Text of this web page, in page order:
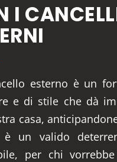
I
esterno è un
e di stile che dà
casa,
è un valido
per chi